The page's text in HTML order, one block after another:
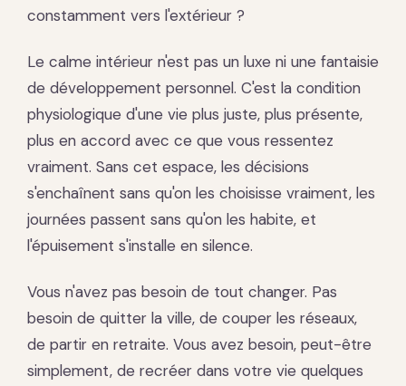
constamment vers l'extérieur ?
Le calme intérieur n'est pas un luxe ni une fantaisie
de développement personnel. C'est la condition
physiologique d'une vie plus juste, plus présente,
plus en accord avec ce que vous ressentez
vraiment. Sans cet espace, les décisions
s'enchaînent sans qu'on les choisisse vraiment, les
journées passent sans qu'on les habite, et
l'épuisement s'installe en silence.
Vous n'avez pas besoin de tout changer. Pas
besoin de quitter la ville, de couper les réseaux,
de partir en retraite. Vous avez besoin, peut-être
simplement, de recréer dans votre vie quelques